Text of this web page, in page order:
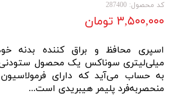
کد محصول: 287400
۳,۵۰۰,۰۰۰ تومان
میلی‌لیتری سوناکس یک محصول ستودنی
به حساب می‌آید که دارای فرمولاسیون
منحصر‌به‌فرد پلیمر هیبریدی است...